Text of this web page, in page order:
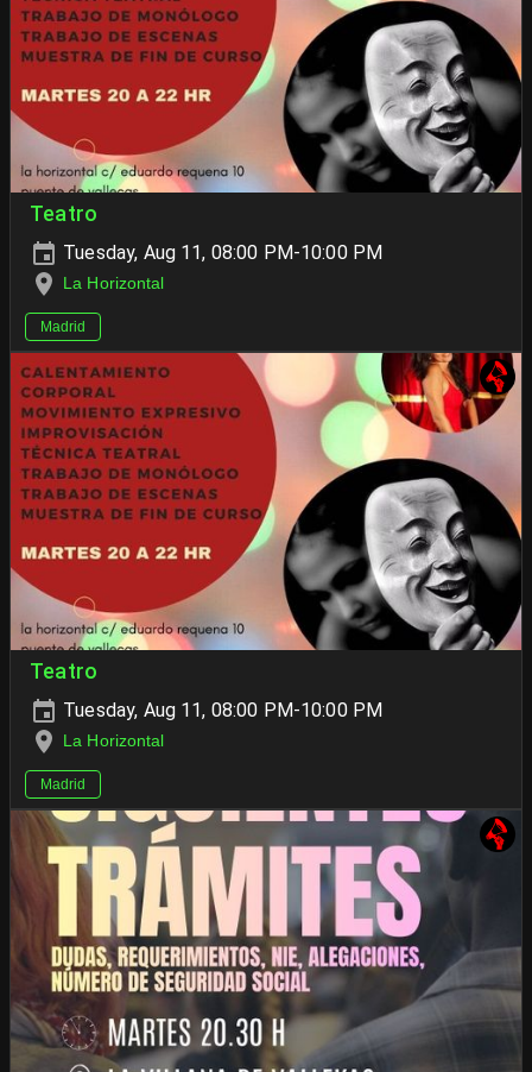
Teatro
Tuesday, Aug 11, 08:00 PM-10:00 PM
La Horizontal
Madrid
Teatro
Tuesday, Aug 11, 08:00 PM-10:00 PM
La Horizontal
Madrid